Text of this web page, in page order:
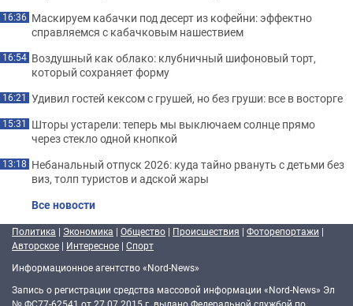
16:36 Маскируем кабачки под десерт из кофейни: эффектно
справляемся с кабачковым нашествием
16:54 Воздушный как облако: клубничный шифоновый торт,
который сохраняет форму
16:21 Удивил гостей кексом с грушей, но без груши: все в восторге
15:31 Шторы устарели: теперь мы выключаем солнце прямо
через стекло одной кнопкой
13:18 Небанальный отпуск 2026: куда тайно рвануть с детьми без
виз, толп туристов и адской жары
Все новости
Политика | Экономика | Общество | Происшествия | Фоторепортажи |
Авторское | Интересное | Спорт
Информационное агентство «Nord-News»
Запись о регистрации средства массовой информации «Nord-News» Эл